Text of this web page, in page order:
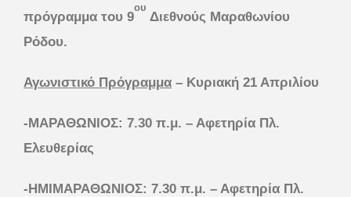
πρόγραμμα του 9
ου
Διεθνούς Μαραθωνίου
Ρόδου.
Αγωνιστικό Πρόγραμμα – Κυριακή 21 Απριλίου
-ΜΑΡΑΘΩΝΙΟΣ: 7.30 π.μ. – Αφετηρία Πλ.
Ελευθερίας
-ΗΜΙΜΑΡΑΘΩΝΙΟΣ: 7.30 π.μ. – Αφετηρία Πλ.